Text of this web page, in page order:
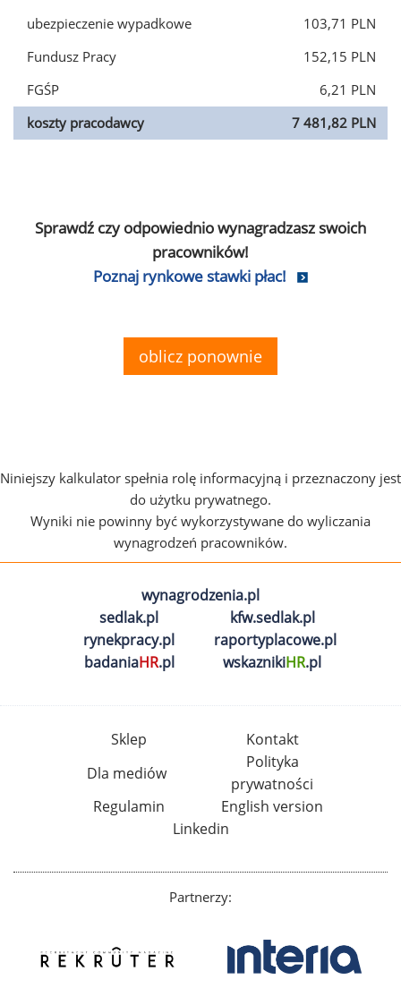
ubezpieczenie wypadkowe
103,71 PLN
Fundusz Pracy
152,15 PLN
FGŚP
6,21 PLN
koszty pracodawcy
7 481,82 PLN
Sprawdź czy odpowiednio wynagradzasz swoich
pracowników!
Poznaj rynkowe stawki płac!
oblicz ponownie
Niniejszy kalkulator spełnia rolę informacyjną i przeznaczony jest
do użytku prywatnego.
Wyniki nie powinny być wykorzystywane do wyliczania
wynagrodzeń pracowników.
wynagrodzenia.pl
sedlak.pl
kfw.sedlak.pl
rynekpracy.pl
raportyplacowe.pl
badaniaHR.pl wskaznikiHR.pl
Sklep
Kontakt
Dla mediów
Polityka
prywatności
Regulamin
English version
Linkedin
Partnerzy: